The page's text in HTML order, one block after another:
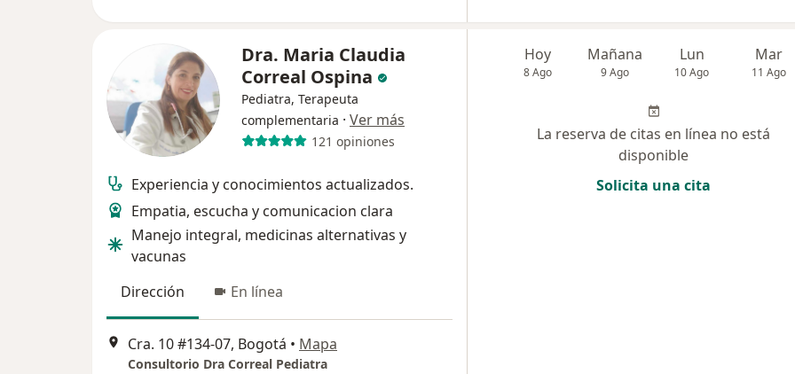
Dra. Maria Claudia
Correal Ospina
Pediatra, Terapeuta
complementaria · Ver más
121 opiniones
Experiencia y conocimientos actualizados.
Empatia, escucha y comunicacion clara
Manejo integral, medicinas alternativas y
vacunas
Dirección
En línea
Cra. 10 #134-07, Bogotá • Mapa
Consultorio Dra Correal Pediatra
Hoy
8 Ago
Mañana
9 Ago
Lun
10 Ago
Mar
11 Ago
La reserva de citas en línea no está
disponible
Solicita una cita